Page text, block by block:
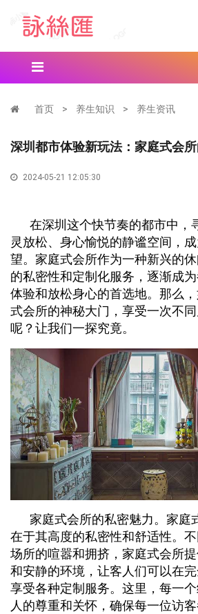
首页 > 养生知识 > 养生资讯
深圳都市体验新玩法：家庭式会
2024-05-21 12:05:30
在深圳这个快节奏的都市中，
灵放松、身心愉悦的静谧空间，
望。家庭式会所作为一种新兴的
的私密性和定制化服务，逐渐成
体验和放松身心的首选地。那么
式会所的神秘大门，享受一次不
呢？让我们一探究竟。
家庭式会所的私密魅力。家庭
在于其高度的私密性和舒适性。
场所的喧嚣和拥挤，家庭式会所
和安静的环境，让客人们可以在
享受各种定制服务。这里，每一
人的尊重和关怀，确保每一位访